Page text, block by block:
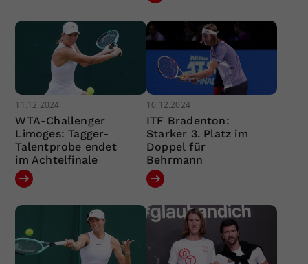
11.12.2024
WTA-Challenger
Limoges: Tagger-
Talentprobe endet
im Achtelfinale
10.12.2024
ITF Bradenton:
Starker 3. Platz im
Doppel für
Behrmann